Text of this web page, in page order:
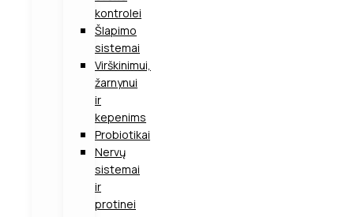
kontrolei
Šlapimo
sistemai
Virškinimui,
žarnynui
ir
kepenims
Probiotikai
Nervų
sistemai
ir
protinei